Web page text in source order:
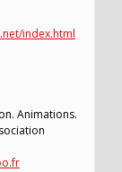
index.html
Animations.